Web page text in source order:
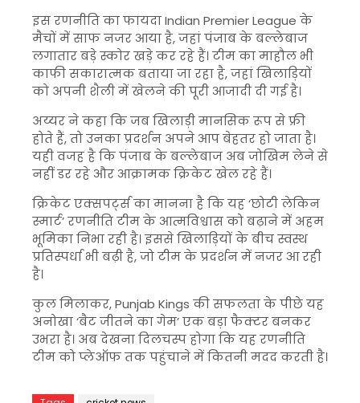
इस रणनीति का फायदाIndian Premier League के
मैचों में साफ नजर आया है, जहां पंजाब के बल्लेबाज
लगातार बड़े स्कोर खड़े कर रहे हैं। टीम का माहौल भी
काफी सकारात्मक बताया जा रहा है, जहां खिलाड़ियों
को अपनी शैली में खेलने की पूरी आजादी दी गई है।
अय्यर ने कहा कि जब खिलाड़ी मानसिक रूप से फ्री
होते हैं, तो उनका प्रदर्शन अपने आप बेहतर हो जाता है।
यही वजह है कि पंजाब के बल्लेबाज अब जोखिम लेने से
नहीं डर रहे और आक्रामक क्रिकेट खेल रहे हैं।
क्रिकेट एक्सपर्ट्स का मानना है कि यह ‘छोटी लेकिन
स्मार्ट’ रणनीति टीम के आत्मविश्वास को बढ़ाने में अहम
भूमिका निभा रही है। इससे खिलाड़ियों के बीच स्वस्थ
प्रतिस्पर्धा भी बढ़ी है, जो टीम के प्रदर्शन में नजर आ रही
है।
कुल मिलाकर,Punjab Kings की सफलता के पीछे यह
अनोखा ‘बैट जीतने का गेम’ एक बड़ा फैक्टर बनकर
उभरा है। अब देखना दिलचस्प होगा कि यह रणनीति
टीम को प्लेऑफ तक पहुंचाने में कितनी मदद करती है।